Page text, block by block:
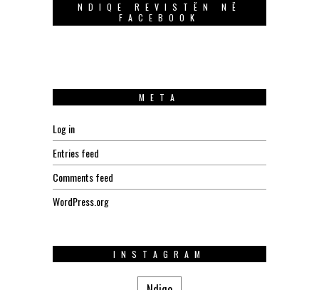
NDIQE REVISTËN NË
FACEBOOK
META
Log in
Entries feed
Comments feed
WordPress.org
INSTAGRAM